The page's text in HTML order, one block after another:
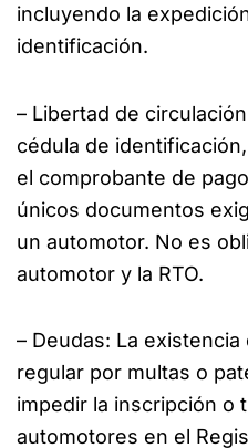
incluyendo la
identificación.
– Libertad de
cédula de
el comprobante de
únicos documentos
un automotor. No es
automotor y la RTO.
– Deudas: La
regular por multas o
impedir la inscripción o
automotores en el